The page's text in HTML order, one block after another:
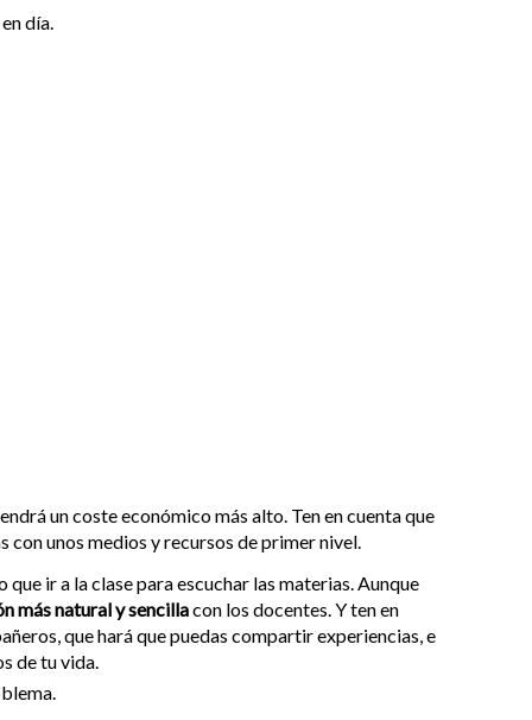
día.
un coste económico más alto. Ten en cuenta que
con unos medios y recursos de primer nivel.
que ir a la clase para escuchar las materias. Aunque
más natural y sencillacon los docentes. Y ten en
que hará que puedas compartir experiencias, e
de tu vida.